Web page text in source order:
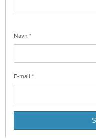
Navn *
E-mail *